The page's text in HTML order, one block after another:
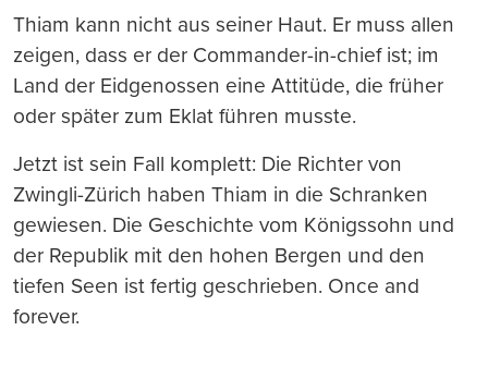
Thiam kann nicht aus seiner Haut. Er muss allen
zeigen, dass er der Commander-in-chief ist; im
Land der Eidgenossen eine Attitüde, die früher
oder später zum Eklat führen musste.
Jetzt ist sein Fall komplett: Die Richter von
Zwingli-Zürich haben Thiam in die Schranken
gewiesen. Die Geschichte vom Königssohn und
der Republik mit den hohen Bergen und den
tiefen Seen ist fertig geschrieben. Once and
forever.